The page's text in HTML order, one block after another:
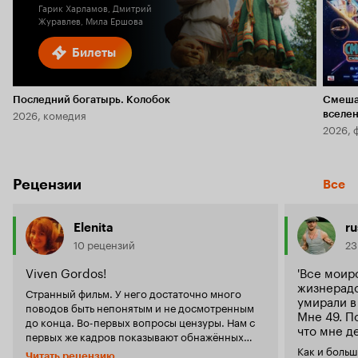
Билеты
Гарик Харламов, Дмитрий
Журавлев, Мила Ершова
Последний богатырь. Колобок
2026, комедия
2026,
Рецензии Все
Elenita
10 рецензий
Viven Gordos!
Странный фильм. У него достаточно много
поводов быть непонятым и не досмотренным
до конца. Во-первых вопросы цензуры. Нам с
первых же кадров показывают обнажённых
людей. Мне пришлось оглядываться, чтобы
'Все
умирали
Мне 49.
что мне
Как и